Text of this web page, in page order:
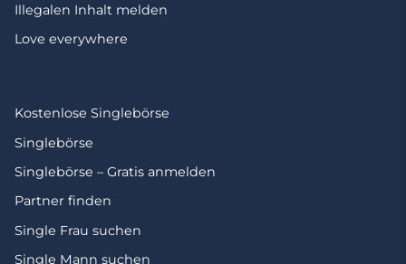
Illegalen Inhalt melden
Love everywhere
Kostenlose Singlebörse
Singlebörse
Singlebörse – Gratis anmelden
Partner finden
Single Frau suchen
Single Mann suchen